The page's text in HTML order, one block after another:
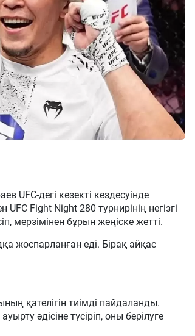
UFC-дегі кезекті кездесуінде
Fight Night 280 турнирінің негізгі
мерзімінен бұрын жеңіске жетті.
жоспарланған еді. Бірақ айқас
қателігін тиімді пайдаланды.
әдісіне түсіріп, оны берілуге